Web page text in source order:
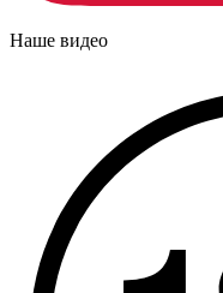
Наше видео